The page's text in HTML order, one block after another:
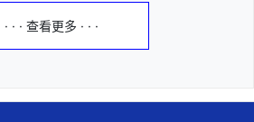
· · · 查看更多 · · ·